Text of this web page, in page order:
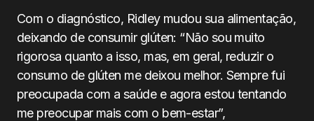
Com o diagnóstico, Ridley mudou sua alimentação,
deixando de consumir glúten: “Não sou muito
rigorosa quanto a isso, mas, em geral, reduzir o
consumo de glúten me deixou melhor. Sempre fui
preocupada com a saúde e agora estou tentando
me preocupar mais com o bem-estar”,